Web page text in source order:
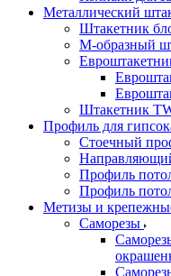
Металлический
Штакетник
М-образный
Штакетник
Профиль для
Стоечный
Профиль
Профиль
Метизы и
Саморезы